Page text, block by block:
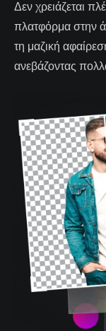
Δεν χρειάζεται
πλατφόρμα στην
τη μαζική
ανεβάζοντας